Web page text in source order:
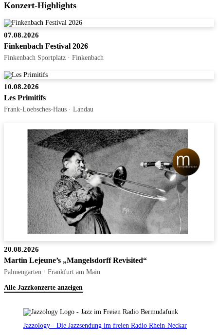
Konzert-Highlights
07.08.2026
Finkenbach Festival 2026
Finkenbach Sportplatz · Finkenbach
10.08.2026
Les Primitifs
Frank-Loebsches-Haus · Landau
20.08.2026
Martin Lejeune’s „Mangelsdorff Revisited“
Palmengarten · Frankfurt am Main
Alle Jazzkonzerte anzeigen
Jazzology - Die Jazzsendung im freien Radio Rhein-Neckar